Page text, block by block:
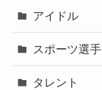
アイドル
スポーツ選手
タレント